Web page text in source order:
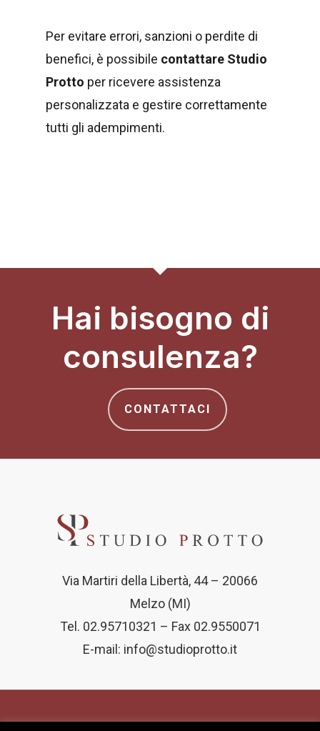
Per evitare errori, sanzioni o perdite di
benefici, è possibile contattare Studio
Protto per ricevere assistenza
personalizzata e gestire correttamente
tutti gli adempimenti.
Hai bisogno di
consulenza?
CONTATTACI
Via Martiri della Libertà, 44 – 20066
Melzo (MI)
Tel. 02.95710321 – Fax 02.9550071
E-mail: info@studioprotto.it